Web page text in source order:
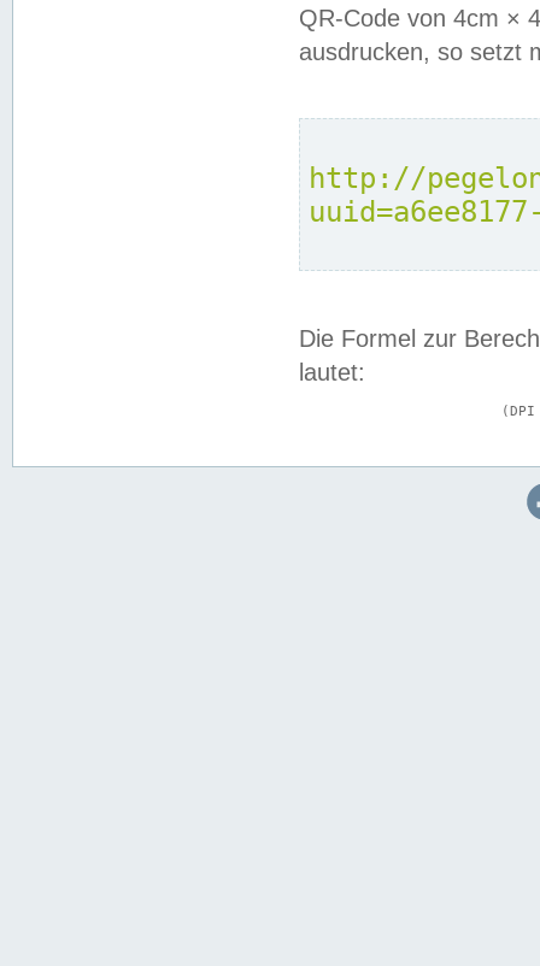
QR-Code von 4cm ×
ausdrucken, so setzt
http://
Die Formel zur
lautet: